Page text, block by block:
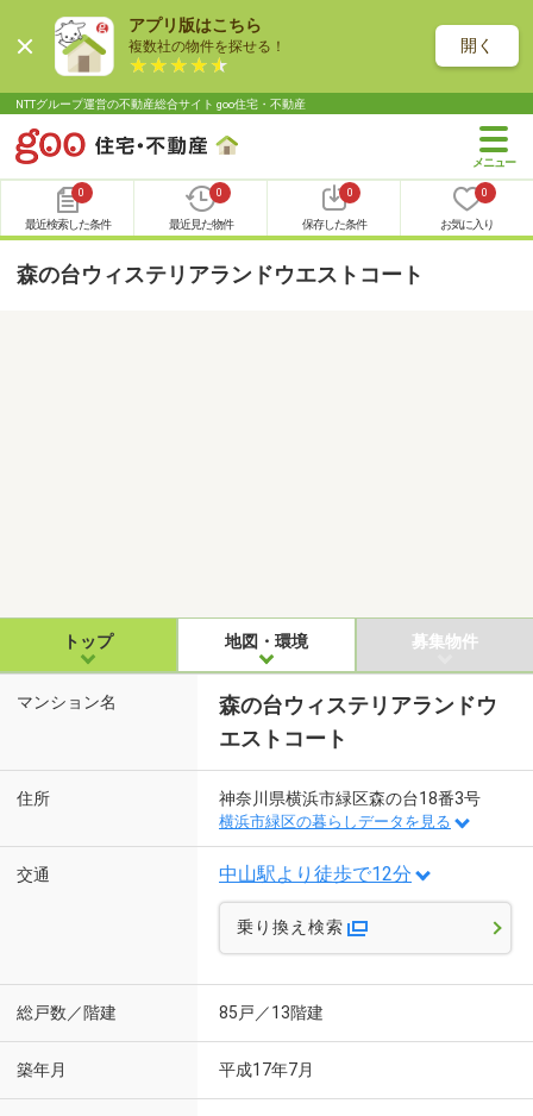
アプリ版はこちら
複数社の物件を探せる！ 開く
NTTグループ運営の不動産総合サイト goo住宅・不動産
0
最近検索した条件
0
最近見た物件
0
保存した条件
0
お気に入り
森の台ウィステリアランドウエストコート
トップ 地図・環境 募集物件
マンション名
森の台ウィステリアランドウ
エストコート
住所 神奈川県横浜市緑区森の台18番3号
横浜市緑区の暮らしデータを見る
交通 中山駅より徒歩で12分
乗り換え検索
総戸数／階建 85戸／13階建
築年月 平成17年7月